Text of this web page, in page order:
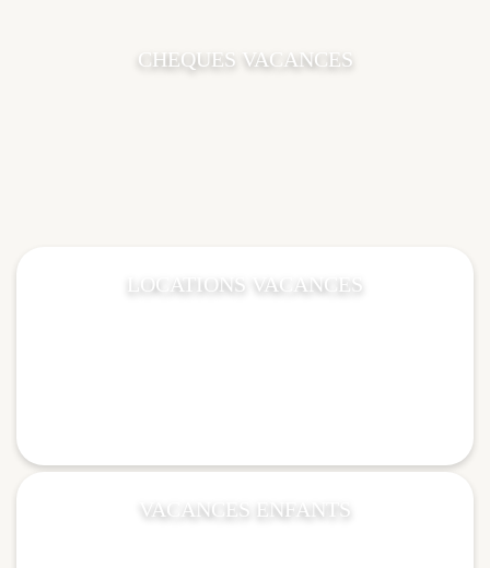
CHEQUES VACANCES
LOCATIONS VACANCES
VACANCES ENFANTS